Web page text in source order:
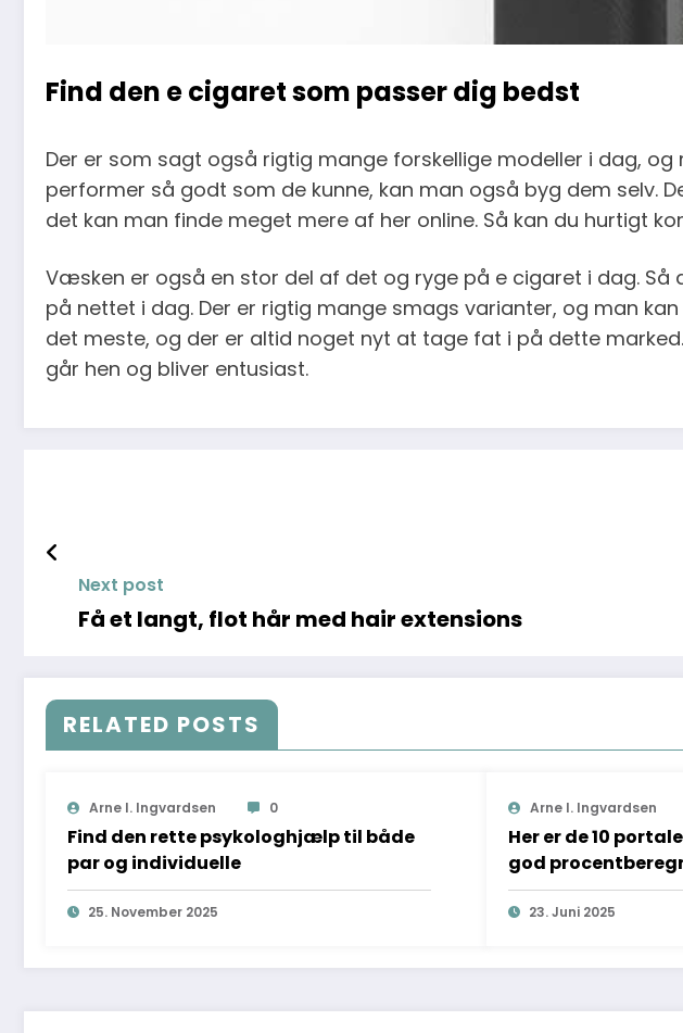
Find den e cigaret som passer dig bedst
Der er som sagt også rigtig mange forskellige modeller i dag,
performer så godt som de kunne, kan man også byg dem selv.
det kan man finde meget mere af her online. Så kan du hurtigt
Væsken er også en stor del af det og ryge på e cigaret i dag.
på nettet i dag. Der er rigtig mange smags varianter, og man
det meste, og der er altid noget nyt at tage fat i på dette
går hen og bliver entusiast.
Next post
Få et langt, flot hår med hair extensions
RELATED POSTS
Arne I. Ingvardsen 0
Find den rette psykologhjælp til både
par og individuelle
25. November 2025
Arne I. Ingvardsen
Her er de 10
god
23. Juni 2025